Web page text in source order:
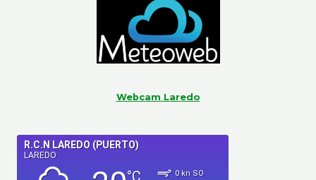
Webcam Laredo